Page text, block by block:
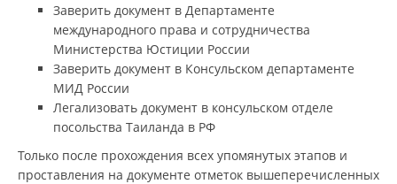
Заверить документ в Департаменте
международного права и сотрудничества
Министерства Юстиции России
Заверить документ в Консульском департаменте
МИД России
Легализовать документ в консульском отделе
посольства Таиланда в РФ
Только после прохождения всех упомянутых этапов и
проставления на документе отметок вышеперечисленных